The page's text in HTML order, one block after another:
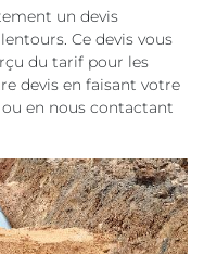
un devis
Ce devis vous
du tarif pour les
devis en faisant votre
en nous contactant